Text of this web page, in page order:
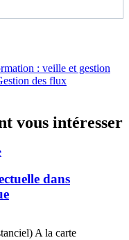
: veille et gestion
des flux
vous intéresser
dans
A la carte